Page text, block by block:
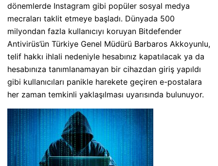
dönemlerde Instagram gibi popüler sosyal medya
mecraları taklit etmeye başladı. Dünyada 500
milyondan fazla kullanıcıyı koruyan Bitdefender
Antivirüs’ün Türkiye Genel Müdürü Barbaros Akkoyunlu,
telif hakkı ihlali nedeniyle hesabınız kapatılacak ya da
hesabınıza tanımlanamayan bir cihazdan giriş yapıldı
gibi kullanıcıları panikle harekete geçiren e-postalara
her zaman temkinli yaklaşılması uyarısında bulunuyor.